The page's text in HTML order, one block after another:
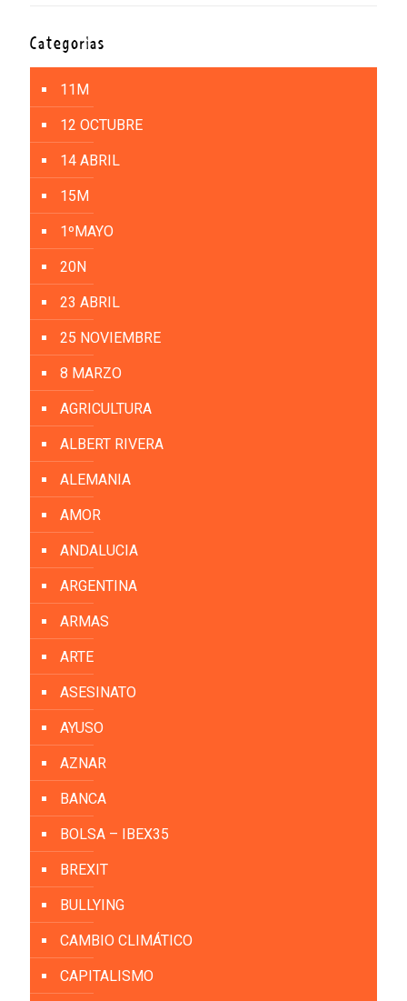
Categorías
11M
12 OCTUBRE
14 ABRIL
15M
1ºMAYO
20N
23 ABRIL
25 NOVIEMBRE
8 MARZO
AGRICULTURA
ALBERT RIVERA
ALEMANIA
AMOR
ANDALUCIA
ARGENTINA
ARMAS
ARTE
ASESINATO
AYUSO
AZNAR
BANCA
BOLSA – IBEX35
BREXIT
BULLYING
CAMBIO CLIMÁTICO
CAPITALISMO